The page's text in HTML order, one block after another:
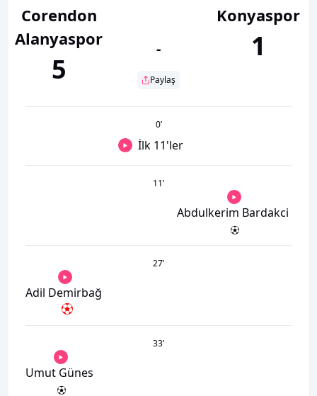
Corendon
Alanyaspor
5
-
Paylaş
Konyaspor
1
0’
İlk 11'ler
11’
Abdulkerim Bardakci
27’
Adil Demirbağ
33’
Umut Günes